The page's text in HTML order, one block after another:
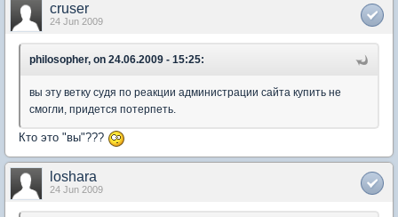
cruser
24 Jun 2009
philosopher, on 24.06.2009 - 15:25:
вы эту ветку судя по реакции администрации сайта купить не
смогли, придется потерпеть.
Кто это "вы"???
loshara
24 Jun 2009